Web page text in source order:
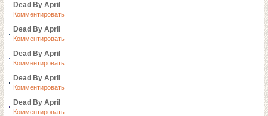
Dead By April
Комментировать
Dead By April
Комментировать
Dead By April
Комментировать
Dead By April
Комментировать
Dead By April
Комментировать